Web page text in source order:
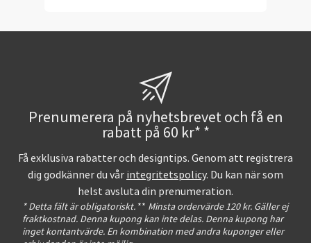
Prenumerera på nyhetsbrevet och få en
rabatt på 60 kr* *
Få exklusiva rabatter och designtips. Genom att registrera
dig godkänner du vår integritetspolicy. Du kan när som
helst avsluta din prenumeration.
* Detta fält är obligatoriskt. ** Minsta ordervärde 120 kr. Gäller ej
fraktkostnad. Denna kupong kan inte delas. Denna kupong har
inget kontantvärde. En kombination med andra kuponger eller